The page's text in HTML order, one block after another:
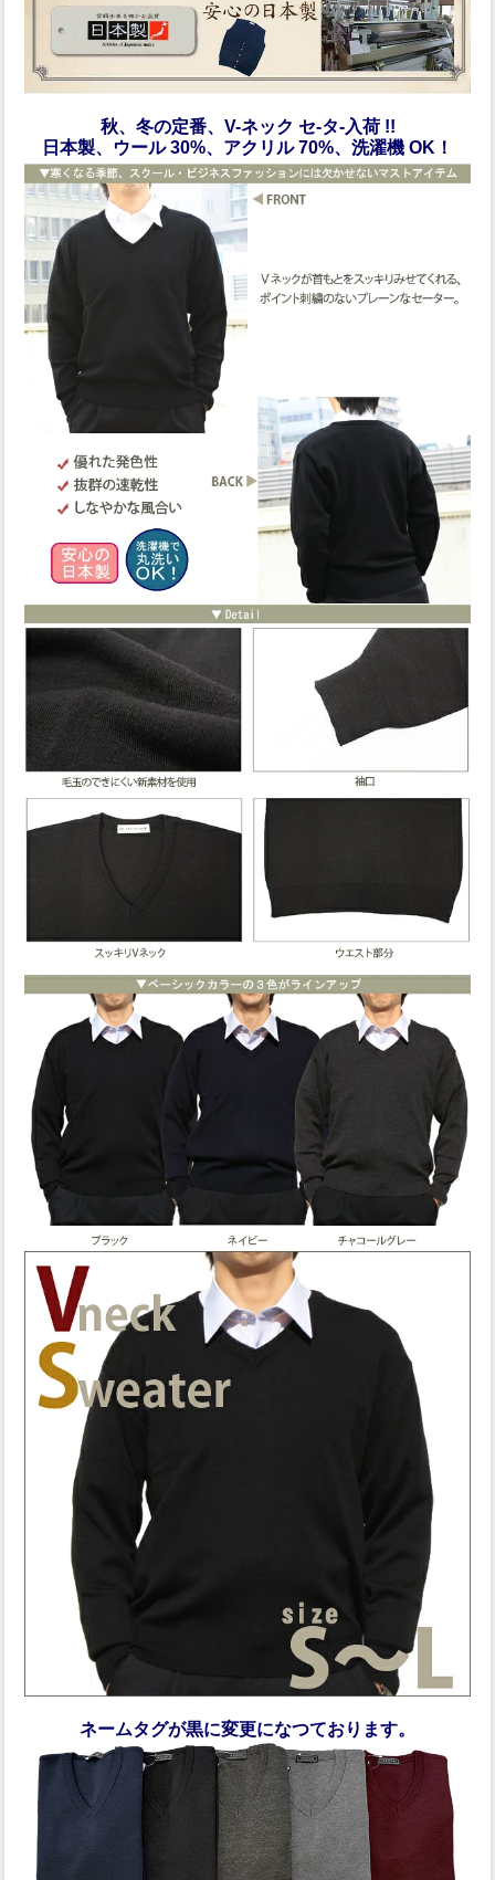
秋、冬の定番、V-ネック セ-タ-入荷 !!
日本製、ウール 30%、アクリル 70%、洗濯機 OK！
ネームタグが黒に変更になつております。